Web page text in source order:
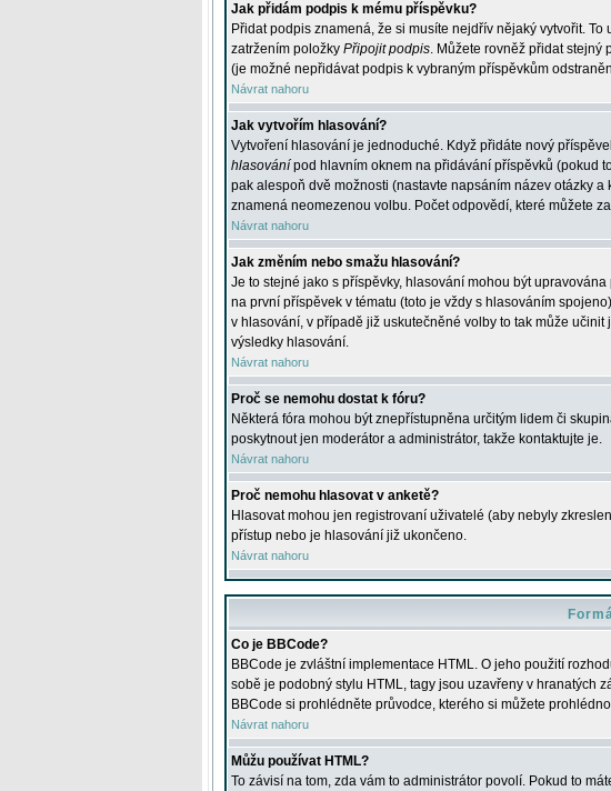
Jak přidám podpis k mému příspěvku?
Přidat podpis znamená, že si musíte nejdřív nějaký vytvořit. To
zatržením položky Připojit podpis. Můžete rovněž přidat stejný
(je možné nepřidávat podpis k vybraným příspěvkům
Návrat nahoru
Jak vytvořím hlasování?
Vytvoření hlasování je jednoduché. Když přidáte nový
hlasování pod hlavním oknem na přidávání příspěvků (pokud
pak alespoň dvě možnosti (nastavte napsáním název otázky a
znamená neomezenou volbu. Počet odpovědí, které můžete
Návrat nahoru
Jak změním nebo smažu hlasování?
Je to stejné jako s příspěvky, hlasování mohou být
na první příspěvek v tématu (toto je vždy s hlasováním
v hlasování, v případě již uskutečněné volby to tak může
výsledky hlasování.
Návrat nahoru
Proč se nemohu dostat k fóru?
Některá fóra mohou být znepřístupněna určitým lidem či
poskytnout jen moderátor a administrátor, takže kontaktujte je.
Návrat nahoru
Proč nemohu hlasovat v anketě?
Hlasovat mohou jen registrovaní uživatelé (aby nebyly
přístup nebo je hlasování již ukončeno.
Návrat nahoru
Co je BBCode?
BBCode je zvláštní implementace HTML. O jeho použití
sobě je podobný stylu HTML, tagy jsou uzavřeny v hranatých
BBCode si prohlédněte průvodce, kterého si můžete
Návrat nahoru
Můžu používat HTML?
To závisí na tom, zda vám to administrátor povolí. Pokud to